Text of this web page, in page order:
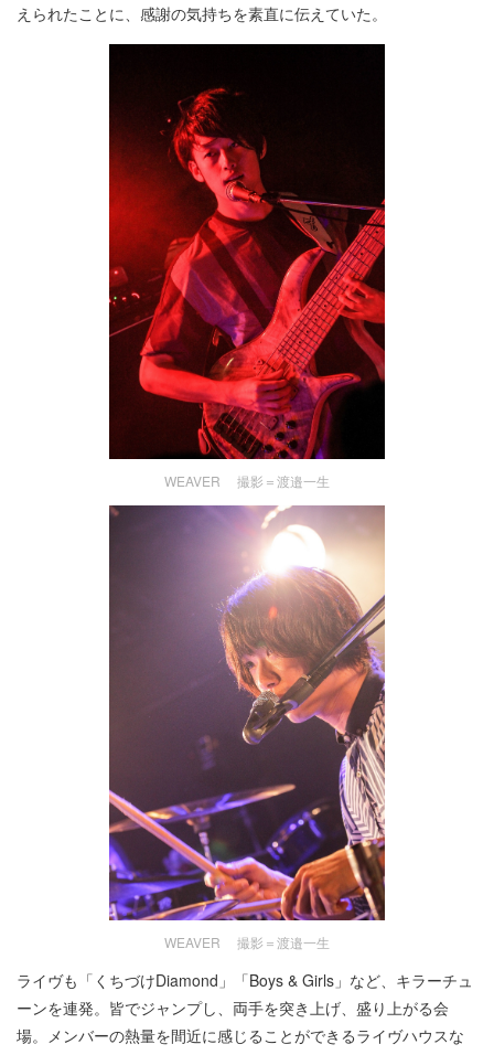
えられたことに、感謝の気持ちを素直に伝えていた。
WEAVER 撮影＝渡邉一生
WEAVER 撮影＝渡邉一生
ライヴも「くちづけDiamond」「Boys & Girls」など、キラーチュ
ーンを連発。皆でジャンプし、両手を突き上げ、盛り上がる会
場。メンバーの熱量を間近に感じることができるライヴハウスな